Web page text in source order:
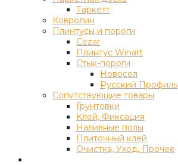
Таркетт
Ковролин
Плинтусы и пороги
Cezar
Плинтус Winart
Стык-пороги
Новосел
Русский Профиль
Сопутствующие товары
Грунтовки
Клей, Фиксация
Наливные полы
Плиточный клей
Очистка, Уход, Прочее